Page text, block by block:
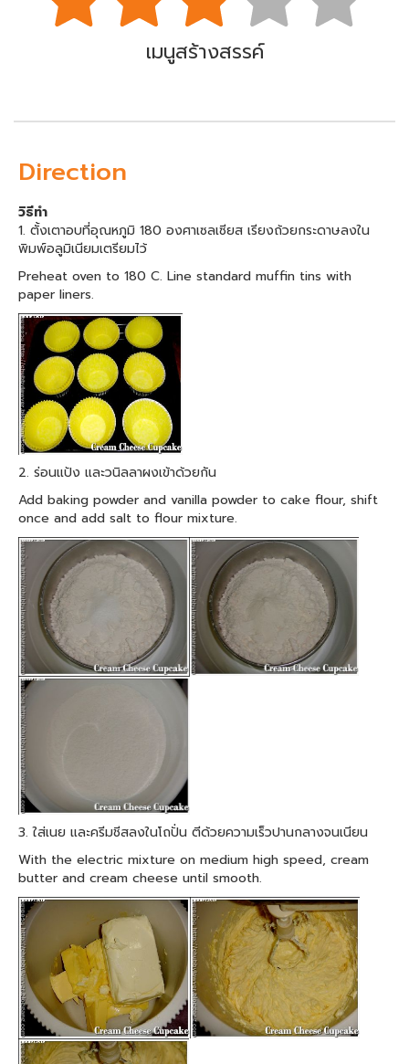
เมนูสร้างสรรค์
Direction
วิธีทำ
1. ตั้งเตาอบที่อุณหภูมิ 180 องศาเซลเซียส เรียงถ้วยกระดาษลงใน
พิมพ์อลูมิเนียมเตรียมไว้
Preheat oven to 180 C. Line standard muffin tins with
paper liners.
2. ร่อนแป้ง และวนิลลาผงเข้าด้วยกัน
Add baking powder and vanilla powder to cake flour, shift
once and add salt to flour mixture.
3. ใส่เนย และครีมชีสลงในโถปั่น ตีด้วยความเร็วปานกลางจนเนียน
With the electric mixture on medium high speed, cream
butter and cream cheese until smooth.